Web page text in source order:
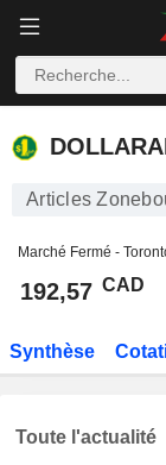
DOLLARAMA
Articles
Marché Fermé -
192,57 CAD
Synthèse
Toute l'actualité